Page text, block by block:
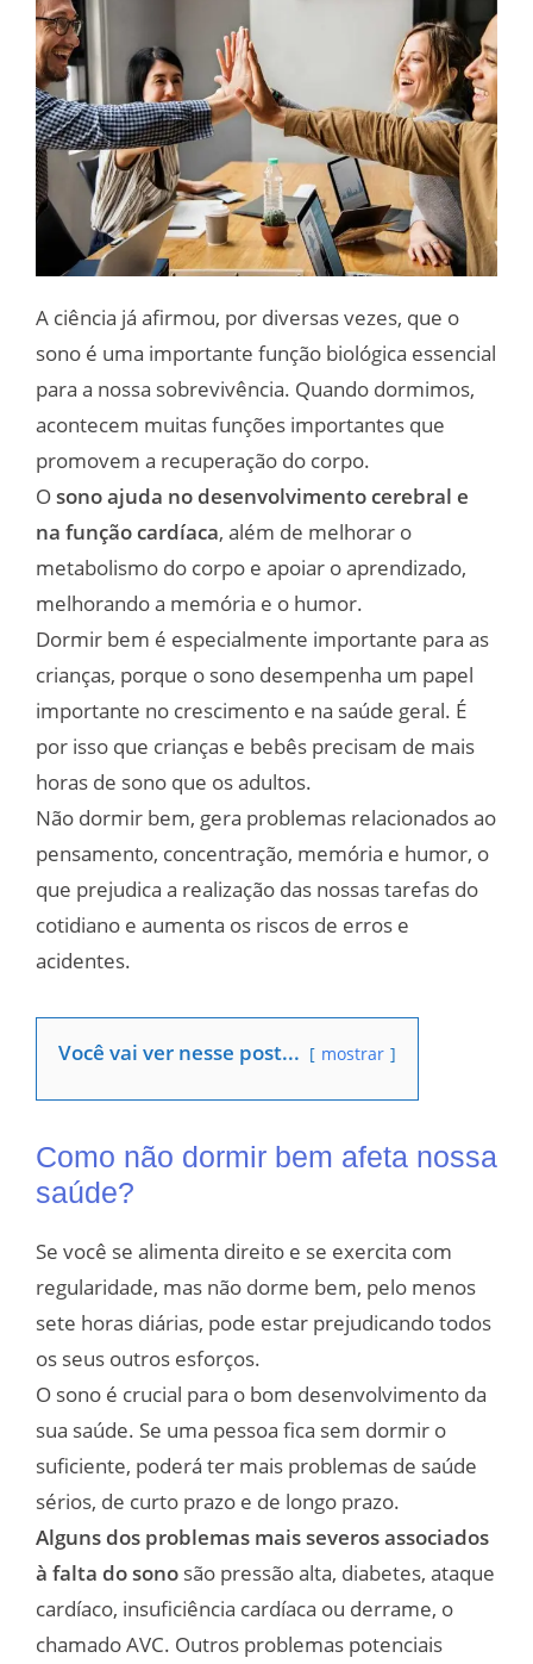
A ciência já afirmou, por diversas vezes, que o
sono é uma importante função biológica essencial
para a nossa sobrevivência. Quando dormimos,
acontecem muitas funções importantes que
promovem a recuperação do corpo.
Osono ajuda no desenvolvimento cerebral e
na função cardíaca, além de melhorar o
metabolismo do corpo e apoiar o aprendizado,
melhorando a memória e o humor.
Dormir bem é especialmente importante para as
crianças, porque o sono desempenha um papel
importante no crescimento e na saúde geral. É
por isso que crianças e bebês precisam de mais
horas de sono que os adultos.
Não dormir bem, gera problemas relacionados ao
pensamento, concentração, memória e humor, o
que prejudica a realização das nossas tarefas do
cotidiano e aumenta os riscos de erros e
acidentes.
Você vai ver nesse post... mostrar
Como não dormir bem afeta nossa
saúde?
Se você se alimenta direito e se exercita com
regularidade, mas não dorme bem, pelo menos
sete horas diárias, pode estar prejudicando todos
os seus outros esforços.
O sono é crucial para o bom desenvolvimento da
sua saúde. Se uma pessoa fica sem dormir o
suficiente, poderá ter mais problemas de saúde
sérios, de curto prazo e de longo prazo.
Alguns dos problemas mais severos associados
à falta do sono são pressão alta, diabetes, ataque
cardíaco, insuficiência cardíaca ou derrame, o
chamado AVC. Outros problemas potenciais